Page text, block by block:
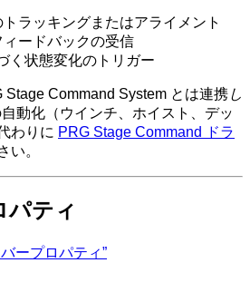
ラッキングまたはアライメント
ードバックの受信
く状態変化のトリガー
Stage Command System とは連携し
動化（ウインチ、ホイスト、デッ
わりに PRG Stage Command ドラ
い。
パティ
ープロパティ”